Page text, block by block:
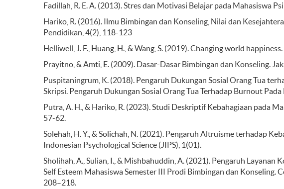
Fadillah, R. E. A. (2013). Stres dan Motivasi Belajar pada Mahasiswa
Hariko, R. (2016). Ilmu Bimbingan dan Konseling, Nilai dan
Pendidikan, 4(2), 118-123
Helliwell, J. F., Huang, H., & Wang, S. (2019). Changing world
Prayitno, & Amti, E. (2009). Dasar-Dasar Bimbingan dan Konseling.
Puspitaningrum, K. (2018). Pengaruh Dukungan Sosial Orang Tua
Skripsi. Pengaruh Dukungan Sosial Orang Tua Terhadap Burnout
Putra, A. H., & Hariko, R. (2023). Studi Deskriptif Kebahagiaan pada
57-62.
Solehah, H. Y., & Solichah, N. (2021). Pengaruh Altruisme terhadap
Indonesian Psychological Science (JIPS), 1(01).
Sholihah, A., Sulian, I., & Mishbahuddin, A. (2021). Pengaruh Layanan
Self Esteem Mahasiswa Semester III Prodi Bimbingan dan Konseling.
208–218.